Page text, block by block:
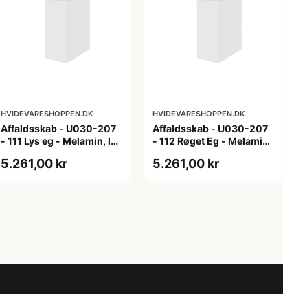
HVIDEVARESHOPPEN.DK
Affaldsskab - U030-207
- 111 Lys eg - Melamin, lys
5.261,00 kr
HVIDEVARESHOPPEN.DK
Affaldsskab - U030-207
- 112 Røget Eg - Melamin,
5.261,00 kr